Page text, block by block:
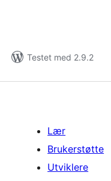
Testet med 2.9.2
Lær
Brukerstøtte
Utviklere